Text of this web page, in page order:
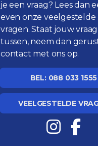
je een vraag? Lees dan
even onzeveelgestelde
vragen. Staat jouw
tussen, neem dan
contact met ons op.
BEL: 088 033 1555
VEELGESTELDE